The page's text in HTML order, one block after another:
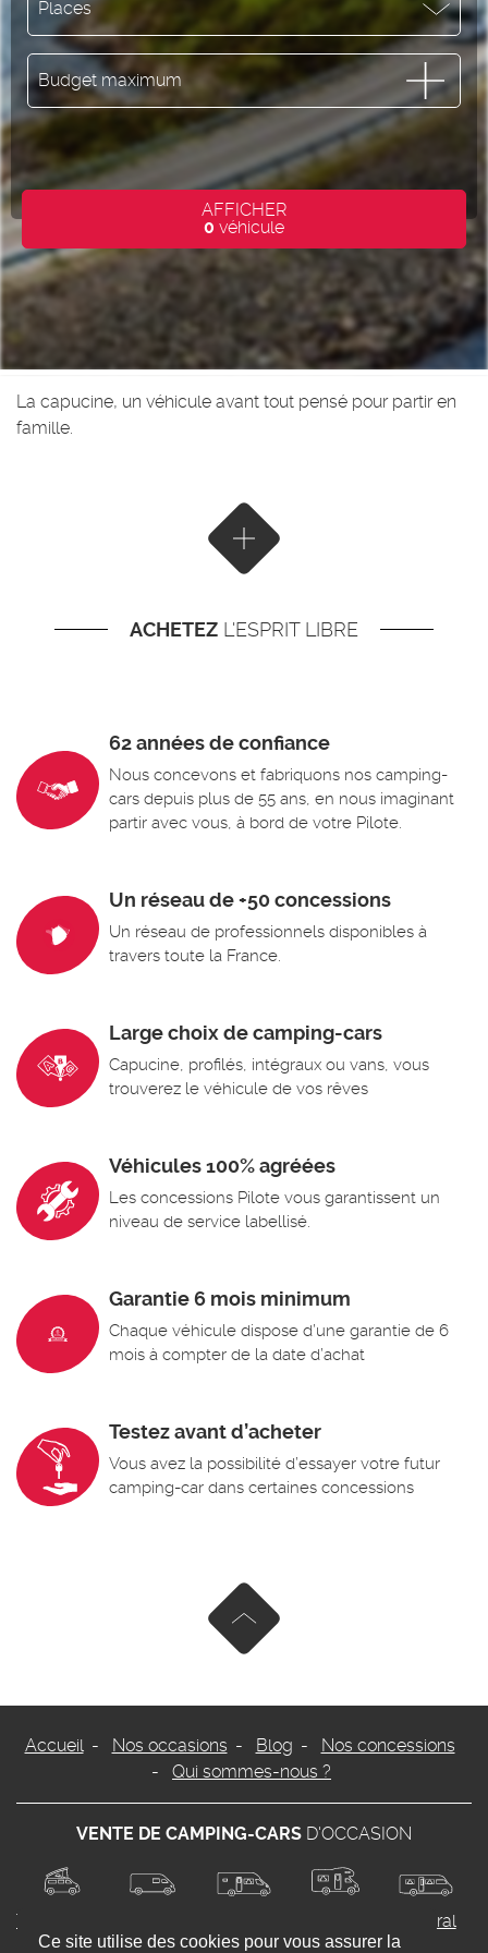
Ce site utilise des cookies pour vous assurer la
Places
Budget maximum
AFFICHER
0 véhicule
La capucine, un véhicule avant tout pensé pour partir en
famille.
Afficher plus de résultats
ACHETEZ L'ESPRIT LIBRE
62 années de confiance
Nous concevons et fabriquons nos camping-
cars depuis plus de 55 ans, en nous imaginant
partir avec vous, à bord de votre Pilote.
Un réseau de +50 concessions
Un réseau de professionnels disponibles à
travers toute la France.
Large choix de camping-cars
Capucine, profilés, intégraux ou vans, vous
trouverez le véhicule de vos rêves
Véhicules 100% agréées
Les concessions Pilote vous garantissent un
niveau de service labellisé.
Garantie 6 mois minimum
Chaque véhicule dispose d’une garantie de 6
mois à compter de la date d’achat
Testez avant d’acheter
Vous avez la possibilité d’essayer votre futur
camping-car dans certaines concessions
Remonter en haut de page
Accueil Nos occasions Blog
Nos concessions
Qui sommes-nous ?
VENTE DE CAMPING-CARS D'OCCASION
Intégral